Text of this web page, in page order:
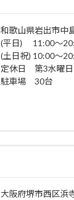
和歌山県岩出市中
(平日) 11:00～
(土日祝) 10:00～
定休日 第3水曜日
駐車場 30台
大阪府堺市西区浜